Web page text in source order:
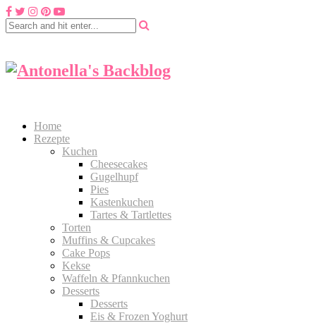
Home
Rezepte
Kuchen
Cheesecakes
Gugelhupf
Pies
Kastenkuchen
Tartes & Tartlettes
Torten
Muffins & Cupcakes
Cake Pops
Kekse
Waffeln & Pfannkuchen
Desserts
Desserts
Eis & Frozen Yoghurt